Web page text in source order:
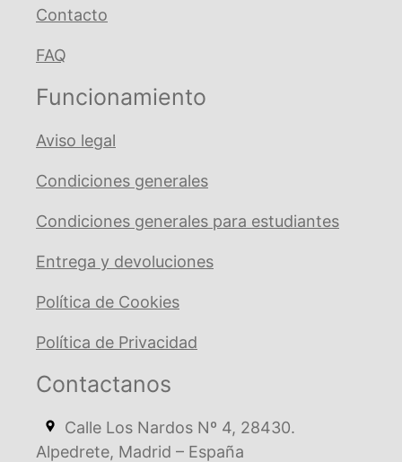
Contacto
FAQ
Funcionamiento
Aviso legal
Condiciones generales
Condiciones generales para estudiantes
Entrega y devoluciones
Política de Cookies
Política de Privacidad
Contactanos
Calle Los Nardos Nº 4, 28430.
Alpedrete, Madrid – España